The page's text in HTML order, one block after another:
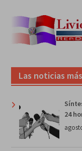
Las noticias
24